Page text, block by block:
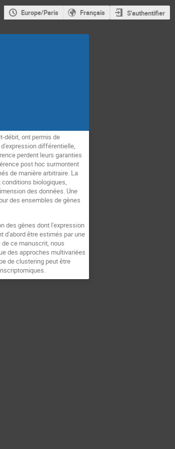
Europe/Paris Français S'authentifier
débit, ont permis de
différentielle,
perdent leurs garanties
post hoc surmontent
de manière arbitraire. La
biologiques,
des données. Une
des ensembles de gènes
des gènes dont l'expression
d'abord être estimés par une
ce manuscrit, nous
des approches multivariées
de clustering peut être